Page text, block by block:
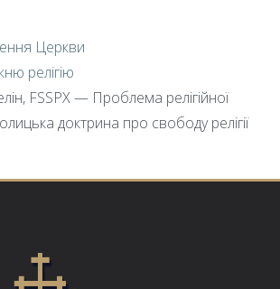
Церкви
релігію
FSSPX — Проблема релігійної
доктрина про свободу релігії